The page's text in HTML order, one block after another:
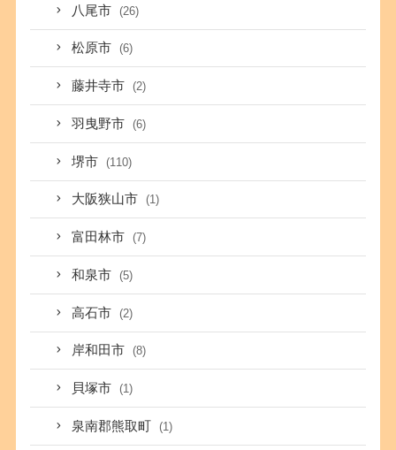
八尾市 (26)
松原市 (6)
藤井寺市 (2)
羽曳野市 (6)
堺市 (110)
大阪狭山市 (1)
富田林市 (7)
和泉市 (5)
高石市 (2)
岸和田市 (8)
貝塚市 (1)
泉南郡熊取町 (1)